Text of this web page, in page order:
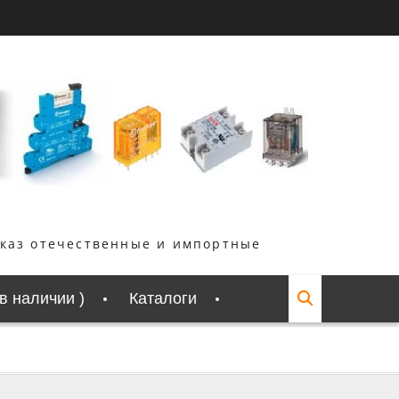
отечественные и импортные
наличии ) Каталоги